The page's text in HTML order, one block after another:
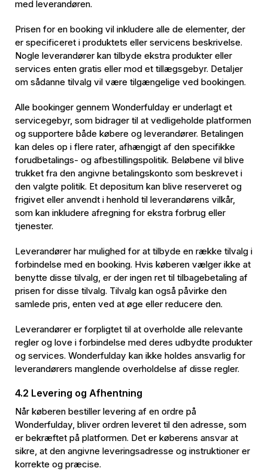
med leverandøren.
Prisen for en booking vil inkludere alle de elementer, der
er specificeret i produktets eller servicens beskrivelse.
Nogle leverandører kan tilbyde ekstra produkter eller
services enten gratis eller mod et tillægsgebyr. Detaljer
om sådanne tilvalg vil være tilgængelige ved bookingen.
Alle bookinger gennem Wonderfulday er underlagt et
servicegebyr, som bidrager til at vedligeholde platformen
og supportere både købere og leverandører. Betalingen
kan deles op i flere rater, afhængigt af den specifikke
forudbetalings- og afbestillingspolitik. Beløbene vil blive
trukket fra den angivne betalingskonto som beskrevet i
den valgte politik. Et depositum kan blive reserveret og
frigivet eller anvendt i henhold til leverandørens vilkår,
som kan inkludere afregning for ekstra forbrug eller
tjenester.
Leverandører har mulighed for at tilbyde en række tilvalg i
forbindelse med en booking. Hvis køberen vælger ikke at
benytte disse tilvalg, er der ingen ret til tilbagebetaling af
prisen for disse tilvalg. Tilvalg kan også påvirke den
samlede pris, enten ved at øge eller reducere den.
Leverandører er forpligtet til at overholde alle relevante
regler og love i forbindelse med deres udbydte produkter
og services. Wonderfulday kan ikke holdes ansvarlig for
leverandørers manglende overholdelse af disse regler.
4.2 Levering og Afhentning
Når køberen bestiller levering af en ordre på
Wonderfulday, bliver ordren leveret til den adresse, som
er bekræftet på platformen. Det er køberens ansvar at
sikre, at den angivne leveringsadresse og instruktioner er
korrekte og præcise.